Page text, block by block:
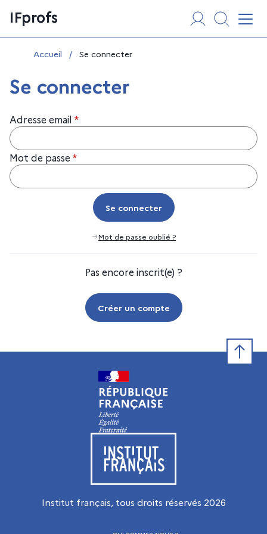
au
contenu
IFprofs
Vous êtes ici :
Accueil / Se connecter
Se connecter
Adresse email *
Mot de passe *
Se connecter
Se connecter
Mot de passe oublié ?
Pas encore inscrit(e) ?
Créer un compte
Visiter le site de l’Institut français
Institut français, tous droits réservés 2026